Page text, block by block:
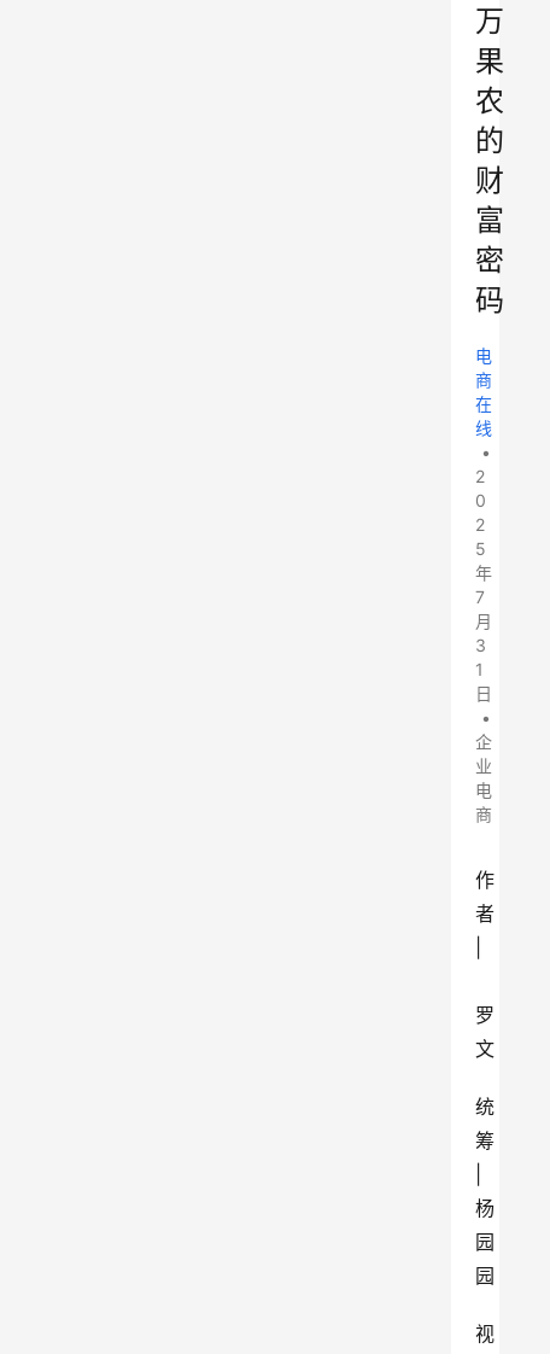
万
果
农
的
财
富
密
码
电
商
在
线
•
2
0
2
5
年
7
月
3
1
日
•
企
业
电
商
作
者
罗
文
统
筹
杨
园
园
视